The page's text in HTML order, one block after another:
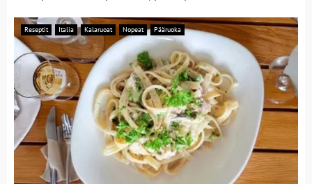
Reseptit Italia Kalaruoat Nopeat Pääruoka